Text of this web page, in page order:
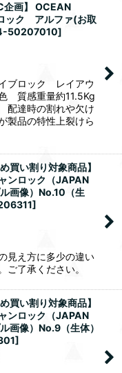
企画】 OCEAN
ック アルファ(お取
50207010]
ブロック レイアウ
質感重量約11.5Kg
配達時の割れや欠け
製品の特性上裂けら
買い割り対象商品】
ンロック（JAPAN
画像）No.10（生
]
見え方に多少の違い
ご了承ください。
買い割り対象商品】
ンロック（JAPAN
画像）No.9（生体）
]